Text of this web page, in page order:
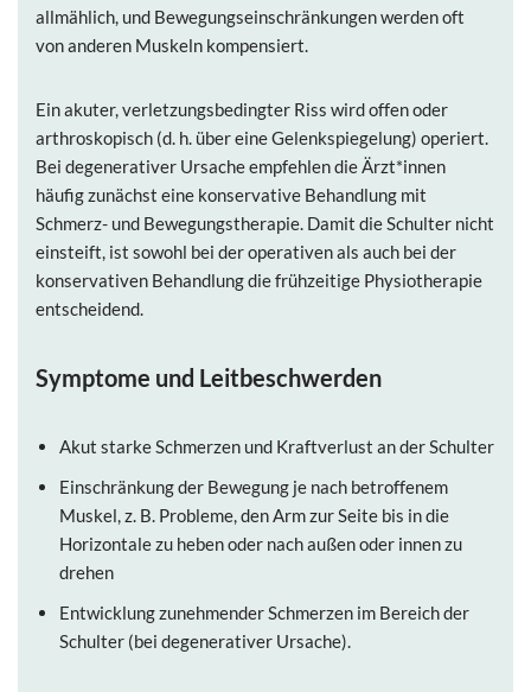
allmählich, und Bewegungseinschränkungen werden oft
von anderen Muskeln kompensiert.
Ein akuter, verletzungsbedingter Riss wird offen oder
arthroskopisch (d. h. über eine Gelenkspiegelung) operiert.
Bei degenerativer Ursache empfehlen die Ärzt*innen
häufig zunächst eine konservative Behandlung mit
Schmerz- und Bewegungstherapie. Damit die Schulter nicht
einsteift, ist sowohl bei der operativen als auch bei der
konservativen Behandlung die frühzeitige Physiotherapie
entscheidend.
Symptome und Leitbeschwerden
Akut starke Schmerzen und Kraftverlust an der Schulter
Einschränkung der Bewegung je nach betroffenem
Muskel, z. B. Probleme, den Arm zur Seite bis in die
Horizontale zu heben oder nach außen oder innen zu
drehen
Entwicklung zunehmender Schmerzen im Bereich der
Schulter (bei degenerativer Ursache).